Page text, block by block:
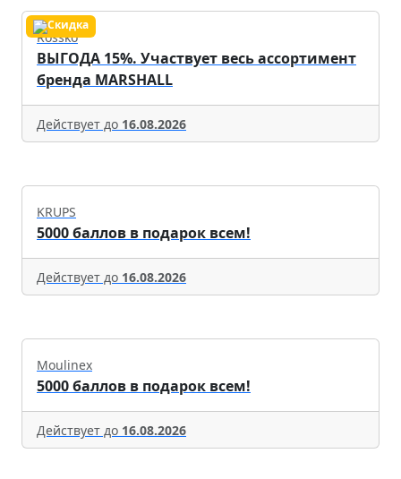
Rossko
ВЫГОДА 15%. Участвует весь ассортимент
бренда MARSHALL
Действует до 16.08.2026
KRUPS
5000 баллов в подарок всем!
Действует до 16.08.2026
Moulinex
5000 баллов в подарок всем!
Действует до 16.08.2026